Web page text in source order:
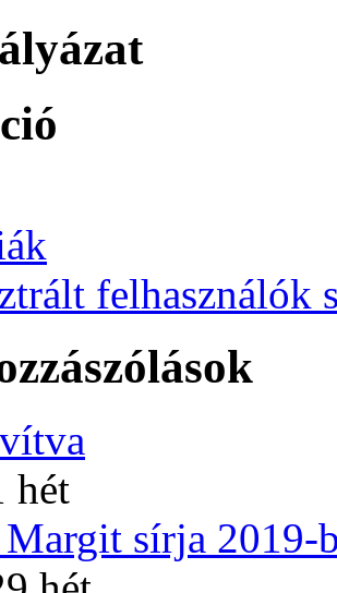
felhasználók
hét
Margit sírja 2019-